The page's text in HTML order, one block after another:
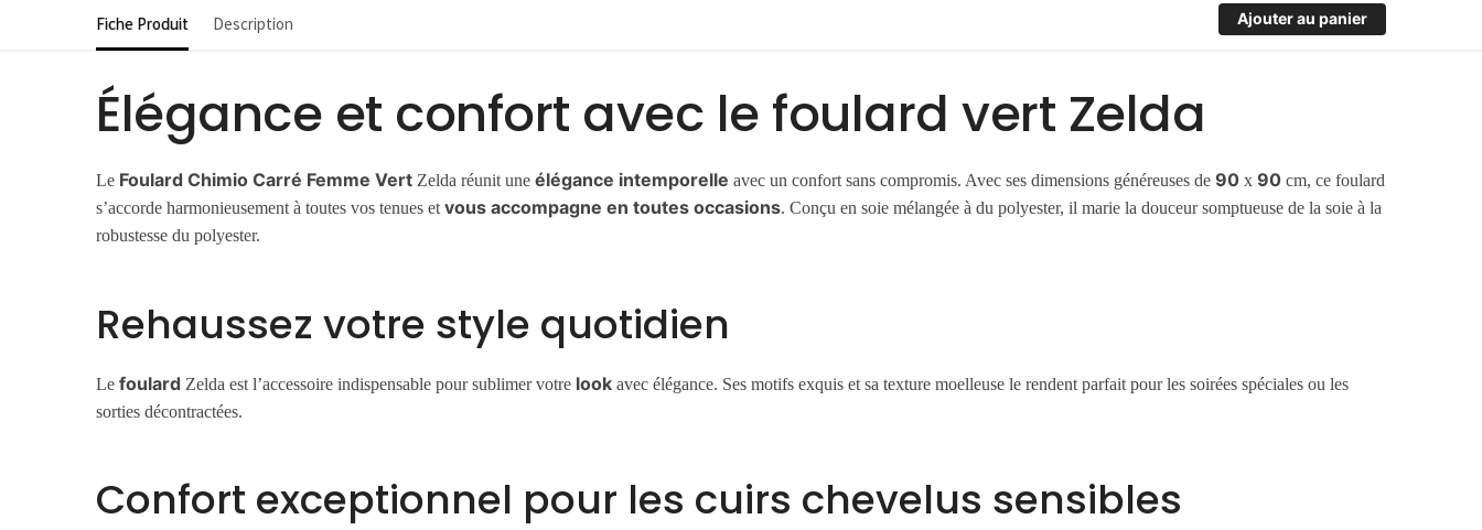
Fiche Produit Description Ajouter au panier
Élégance et confort avec le foulard vert Zelda
Le Foulard Chimio Carré Femme Vert Zelda réunit uneélégance intemporelle avec un confort sans compromis. Avec ses dimensions généreuses de90 x90 cm, ce foulard
s’accorde harmonieusement à toutes vos tenues etvous accompagne en toutes occasions. Conçu en soie mélangée à du polyester, il marie la douceur somptueuse de la soie à la
robustesse du polyester.
Rehaussez votre style quotidien
Lefoulard Zelda est l’accessoire indispensable pour sublimer votre look avec élégance. Ses motifs exquis et sa texture moelleuse le rendent parfait pour les soirées spéciales ou les
sorties décontractées.
Confort exceptionnel pour les cuirs chevelus sensibles